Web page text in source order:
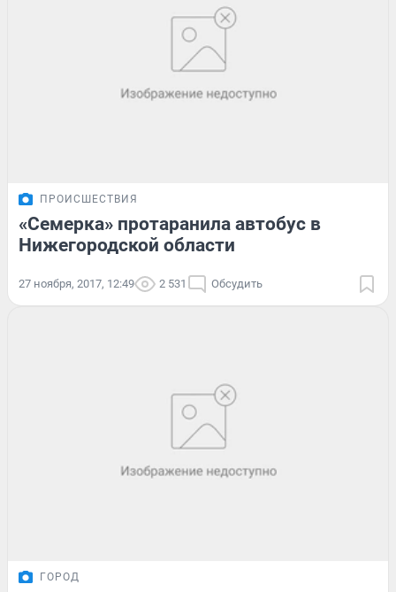
ПРОИСШЕСТВИЯ
«Семерка» протаранила автобус в
Нижегородской области
27 ноября, 2017, 12:49 2 531 Обсудить
ГОРОД